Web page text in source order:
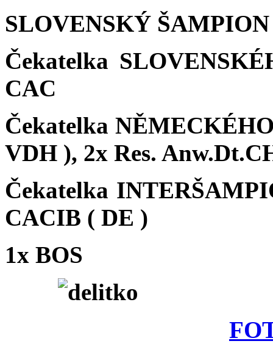
SLOVENSKÝ
Čekatelka
CAC
Čekatelka
VDH ), 2x Res.
Čekatelka
CACIB ( DE )
1x BOS